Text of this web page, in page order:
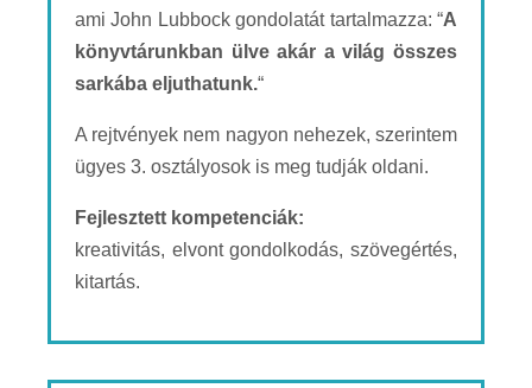
ami John Lubbock gondolatát tartalmazza: “A
könyvtárunkban ülve akár a világ összes
sarkába eljuthatunk.“
A rejtvények nem nagyon nehezek, szerintem
ügyes 3. osztályosok is meg tudják oldani.
Fejlesztett kompetenciák:
kreativitás, elvont gondolkodás, szövegértés,
kitartás.